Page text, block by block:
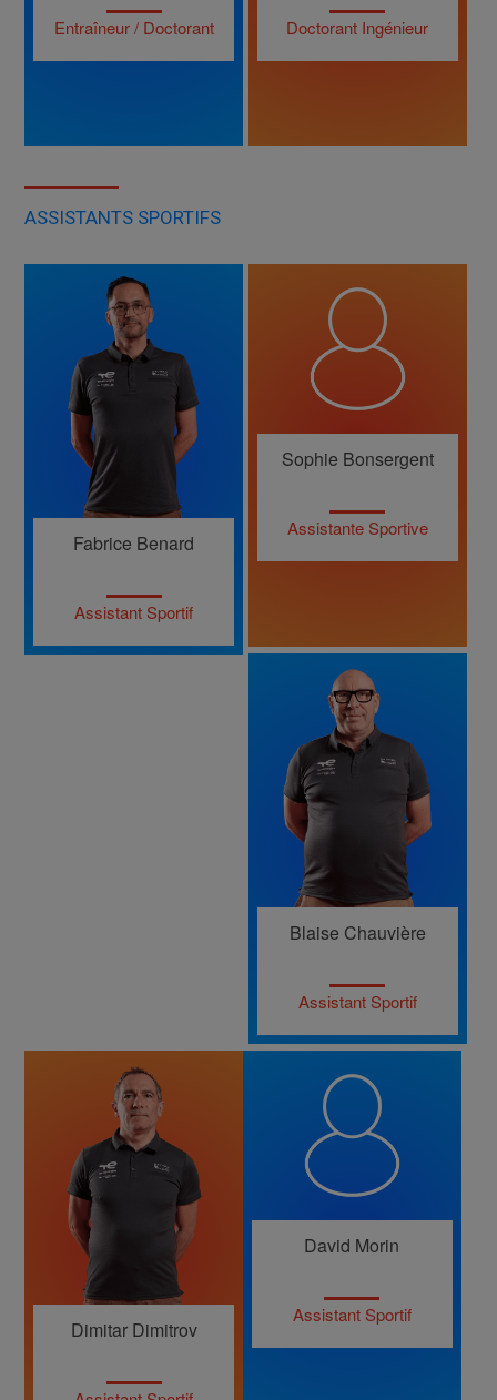
Entraîneur / Doctorant Doctorant Ingénieur
ASSISTANTS SPORTIFS
Fabrice Benard
Assistant Sportif
Sophie Bonsergent
Assistante Sportive
Blaise Chauvière
Assistant Sportif
Dimitar Dimitrov
David Morin
Assistant Sportif